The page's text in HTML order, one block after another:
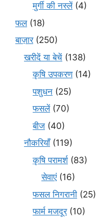
मुर्गी की नस्लें(4)
फल(18)
बाज़ार(250)
खरीदें या बेचें (138)
कृषि उपकरण(14)
पशुधन (25)
फसलें(70)
बीज (40)
नौकरियाँ(119)
कृषि परामर्श(83)
सेवाएं(16)
फसल निगरानी (25)
फार्म मजदूर(10)